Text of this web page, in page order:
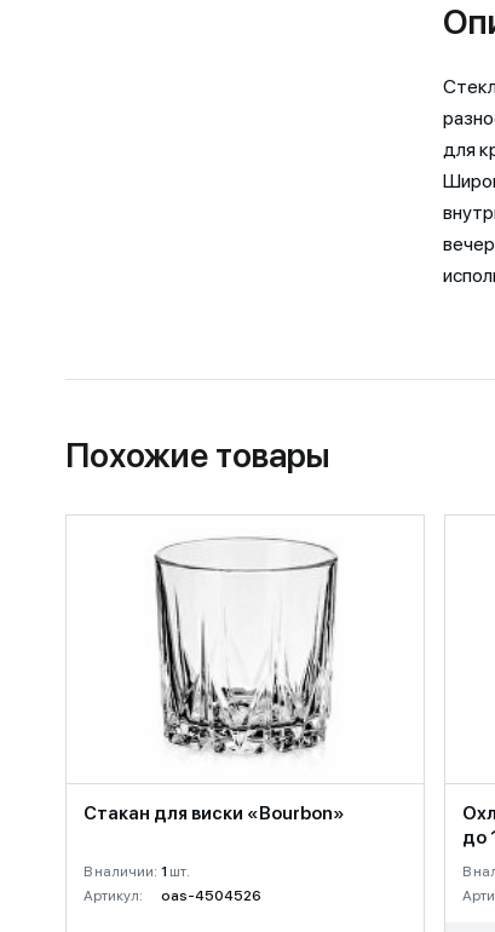
для
Похожие товары
Стакан для виски «Bourbon»
В наличии: 1 шт.
Артикул:
oas-4504526
до
В